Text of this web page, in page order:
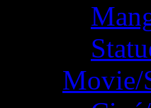
Movie/